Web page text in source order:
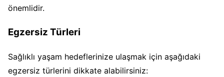
önemlidir.
Egzersiz Türleri
Sağlıklı yaşam hedeflerinize ulaşmak için aşağıdaki
egzersiz türlerini dikkate alabilirsiniz: